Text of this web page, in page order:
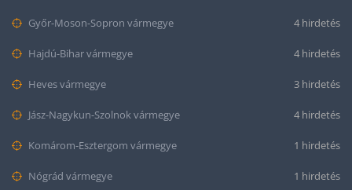
Győr-Moson-Sopron vármegye 4 hirdetés
Hajdú-Bihar vármegye 4 hirdetés
Heves vármegye 3 hirdetés
Jász-Nagykun-Szolnok vármegye 4 hirdetés
Komárom-Esztergom vármegye 1 hirdetés
Nógrád vármegye 1 hirdetés